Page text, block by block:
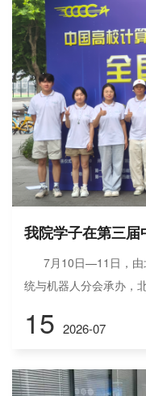
营。 活动中，师生先后
中心和室外试飞区...
7月10日—11日，由
统与机器人分会承办，
全国总决赛圆满结束。
式设计赛，通过华东、
15 2026-07